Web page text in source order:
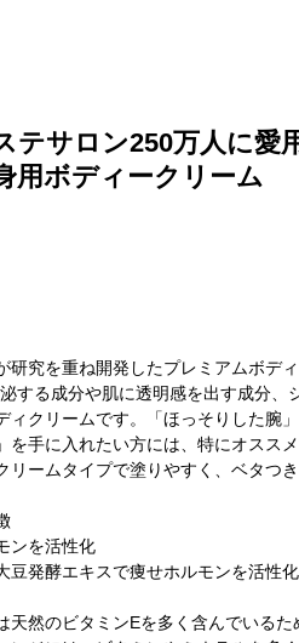
テサロン250万人に愛
用ボディークリーム
研究を重ね開発したプレミアムボデ
する成分や肌に透明感を出す成分、
ィクリームです。「ほっそりした腕
を手に入れたい方には、特にオススメ
リームタイプで塗りやすく、ベタつき
ンを活性化
豆発酵エキスで痩せホルモンを活性化
天然のビタミンEを多く含んでいる